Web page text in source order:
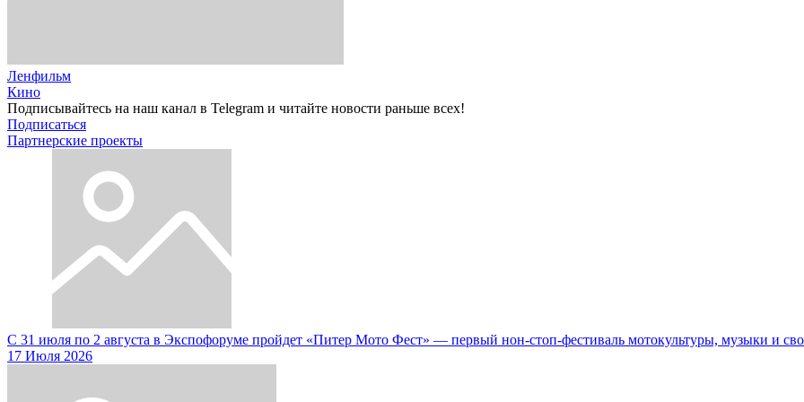
Ленфильм
Кино
Подписывайтесь на наш канал в Telegram и читайте новости раньше всех!
Подписаться
Партнерские проекты
С 31 июля по 2 августа в Экспофоруме пройдет «Питер Мото Фест» — первый нон-стоп-фестиваль мотокультуры, музыки и
17 Июля 2026